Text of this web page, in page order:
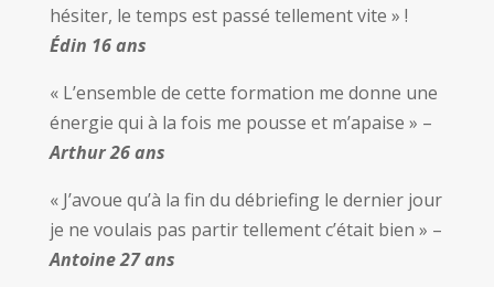
hésiter, le temps est passé tellement vite » !
Édin 16 ans
« L’ensemble de cette formation me donne une
énergie qui à la fois me pousse et m’apaise » –
Arthur 26 ans
« J’avoue qu’à la fin du débriefing le dernier jour
je ne voulais pas partir tellement c’était bien » –
Antoine 27 ans